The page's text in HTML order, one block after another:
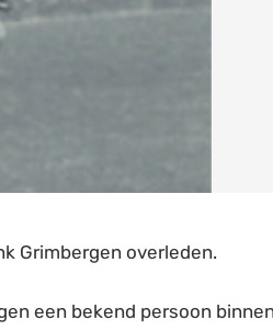
Grimbergen overleden.
een bekend persoon